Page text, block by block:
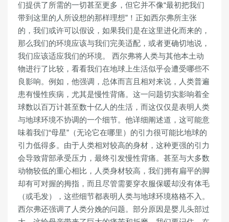
们提供了所需的一切甚至更多，但它并不像“最初把我们
带到这里的人所设想的那样理想”！正如西尔弗所主张
的，我们或许可以假设，如果我们是在这里进化而来的，
那么我们的环境应该与我们完美适配，或者更确切地说，
我们应该适应我们的环境。 西尔弗将人类与其他本土动
物进行了比较，看看我们在地球上生活似乎会遭受哪些不
良影响。例如，他强调，总体而言且相对来说，人类普遍
患有慢性疾病，尤其是慢性背痛。这一问题切实影响着全
球数以百万计甚至数十亿人的生活，而这仅仅是表明人类
与地球环境不协调的一个细节。他详细阐述道，这可能意
味着我们“母星”（无论它在哪里）的引力很可能比地球的
引力低得多。由于人类相对较高的身材，这种更强的引力
会导致背部承受压力，最终引发慢性背痛。甚至与大多数
动物较低的重心相比，人类身材较高，我们拥有扁平的脚
却有可对握的拇指，而且尽管需要穿衣服保暖却没有体毛
（或毛发），这些细节都表明人类与地球环境格格不入。
西尔弗还强调了人类分娩的问题。部分原因是婴儿头部过